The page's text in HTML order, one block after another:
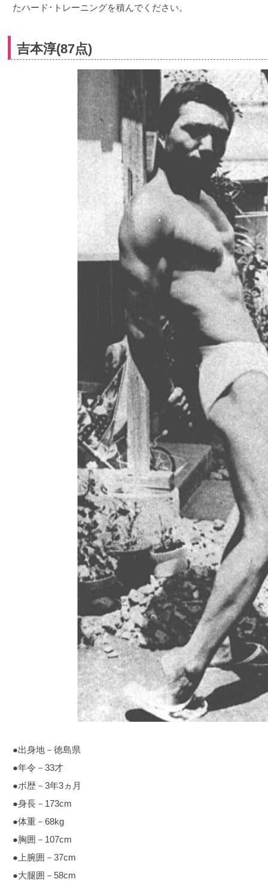
たハード･トレーニングを積んでください。
吉本淳(87点)
●出身地－徳島県
●年令－33才
●ボ歴－3年3ヵ月
●身長－173cm
●体重－68kg
●胸囲－107cm
●上腕囲－37cm
●大腿囲－58cm